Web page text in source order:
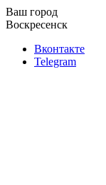
Ваш город
Воскресенск
Вконтакте
Telegram